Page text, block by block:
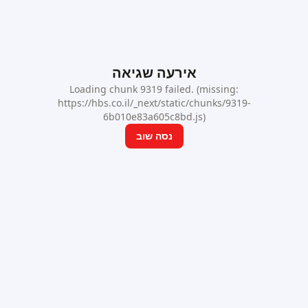
אירעה שגיאה
Loading chunk 9319 failed. (missing:
https://hbs.co.il/_next/static/chunks/9319-
6b010e83a605c8bd.js)